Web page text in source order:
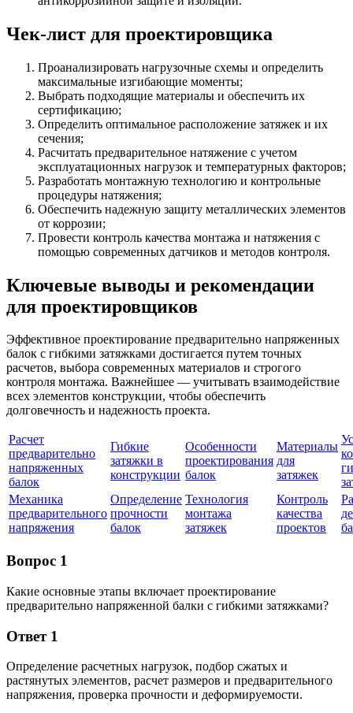
Чек-лист для проектировщика
Проанализировать нагрузочные схемы и определить
максимальные изгибающие моменты;
Выбрать подходящие материалы и обеспечить их
сертификацию;
Определить оптимальное расположение затяжек и их
сечения;
Расчитать предварительное натяжение с учетом
эксплуатационных нагрузок и температурных факторов;
Разработать монтажную технологию и контрольные
процедуры натяжения;
Обеспечить надежную защиту металлических элементов
от коррозии;
Провести контроль качества монтажа и натяжения с
помощью современных датчиков и методов контроля.
Ключевые выводы и рекомендации
для проектировщиков
Эффективное проектирование предварительно напряженных
балок с гибкими затяжками достигается путем точных
расчетов, выбора современных материалов и строгого
контроля монтажа. Важнейшее — учитывать взаимодействие
всех элементов конструкции, чтобы обеспечить
долговечность и надежность проекта.
Расчет
предварительно
напряженных
балок
Гибкие
затяжки в
конструкции
Особенности
проектирования
балок
Материалы
для
затяжек
Механика
предварительного
напряжения
Определение
прочности
балок
Технология
монтажа
затяжек
Контроль
качества
проектов
Вопрос 1
Какие основные этапы включает проектирование
предварительно напряженной балки с гибкими затяжками?
Ответ 1
Определение расчетных нагрузок, подбор сжатых и
растянутых элементов, расчет размеров и предварительного
напряжения, проверка прочности и деформируемости.